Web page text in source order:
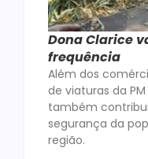
Dona Clarice
frequência
Além dos
de viaturas da
também
segurança da
região.